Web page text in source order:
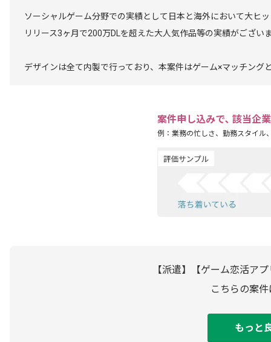
ソーシャルゲーム分野での実績として日本と海外において大ヒ
リリース3ヶ月で200万DLを超えた大人気作品等の実績がござい
デザインは全て内製で行っており、本案件はゲーム×マッチン
案件申し込みで､ 該当企
例：業務の忙しさ、勤務スタイル
【派遣】【ゲーム恋活ア
こちらの案
もっと